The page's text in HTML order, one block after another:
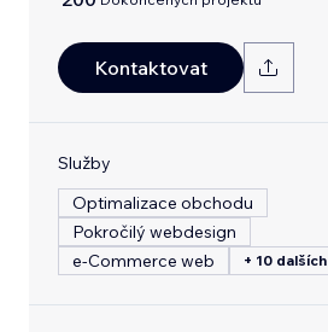
Kontaktovat
Služby
Optimalizace obchodu
Pokročilý webdesign
e‑Commerce web
+ 10 dalších